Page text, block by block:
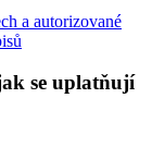
a autorizované
se uplatňují